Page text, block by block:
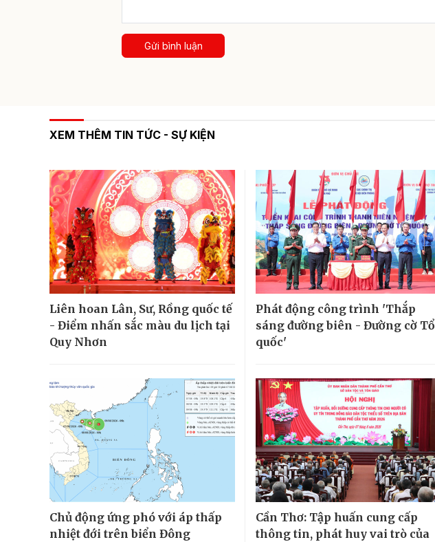
Gửi bình luận
XEM THÊM TIN TỨC - SỰ KIỆN
Liên hoan Lân, Sư, Rồng quốc tế
- Điểm nhấn sắc màu du lịch tại
Quy Nhơn
Phát động công trình 'Thắp
sáng đường biên - Đường cờ Tổ
quốc'
Chủ động ứng phó với áp thấp
nhiệt đới trên biển Đông
Cần Thơ: Tập huấn cung cấp
thông tin, phát huy vai trò của